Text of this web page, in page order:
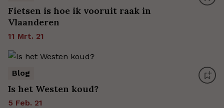
Fietsen is hoe ik vooruit raak in
Vlaanderen
11 Mrt. 21
Blog
Is het Westen koud?
5 Feb. 21